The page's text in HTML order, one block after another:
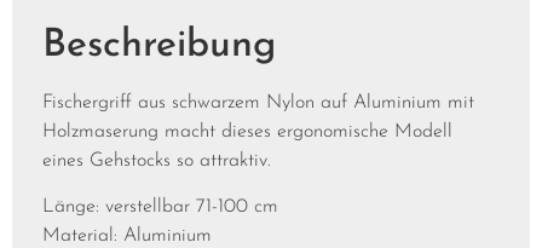
Beschreibung
Fischergriff aus schwarzem Nylon auf Aluminium mit
Holzmaserung macht dieses ergonomische Modell
eines Gehstocks so attraktiv.
Länge: verstellbar 71-100 cm
Material: Aluminium